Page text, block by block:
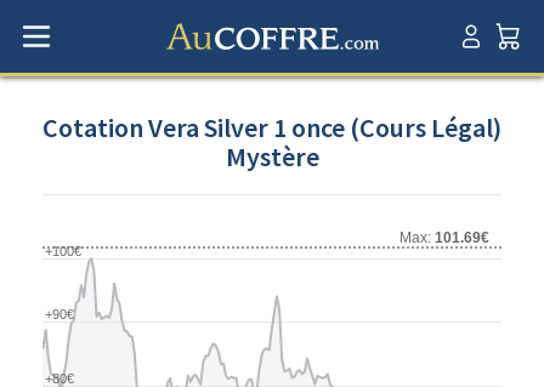
Cotation Vera Silver 1 once (Cours Légal)
Mystère
Max: 101.69€
+80€
+90€
+100€